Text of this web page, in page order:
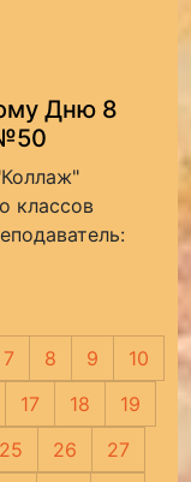
Дню 8
классов
7 8 9
10
17 18
19
25 26
27